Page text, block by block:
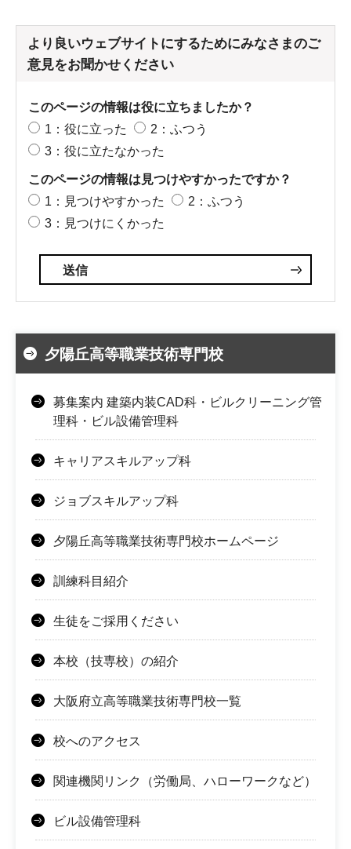
より良いウェブサイトにするためにみなさまのご
意見をお聞かせください
このページの情報は役に立ちましたか？
1：役に立った
2：ふつう
3：役に立たなかった
このページの情報は見つけやすかったですか？
1：見つけやすかった
2：ふつう
3：見つけにくかった
夕陽丘高等職業技術専門校
募集案内 建築内装CAD科・ビルクリーニング管
理科・ビル設備管理科
キャリアスキルアップ科
ジョブスキルアップ科
夕陽丘高等職業技術専門校ホームページ
訓練科目紹介
生徒をご採用ください
本校（技専校）の紹介
大阪府立高等職業技術専門校一覧
校へのアクセス
関連機関リンク（労働局、ハローワークなど）
ビル設備管理科